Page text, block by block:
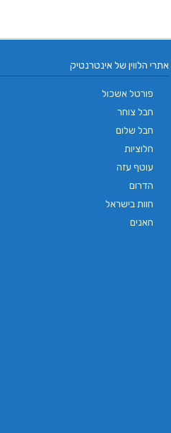
אתרי הלווין של אינטרנטיק
פורטל אשכול
חבל צוחר
חבל שלום
חלוציות
עוטף עזה
הדרום
חוות בישראל
חאנים